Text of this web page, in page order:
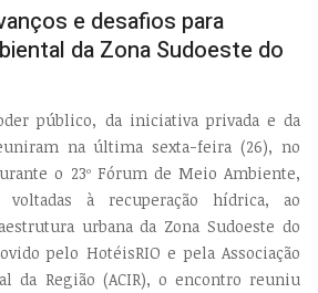
e desafios para
da Zona Sudoeste do
público, da iniciativa privada e da
na última sexta-feira (26), no
o 23º Fórum de Meio Ambiente,
à recuperação hídrica, ao
urbana da Zona Sudoeste do
pelo HotéisRIO e pela Associação
da Região (ACIR), o encontro reuniu